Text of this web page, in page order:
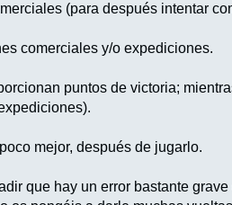
(para después intentar
comerciales y/o expediciones.
puntos de victoria;
mejor, después de jugarlo.
que hay un error bastante